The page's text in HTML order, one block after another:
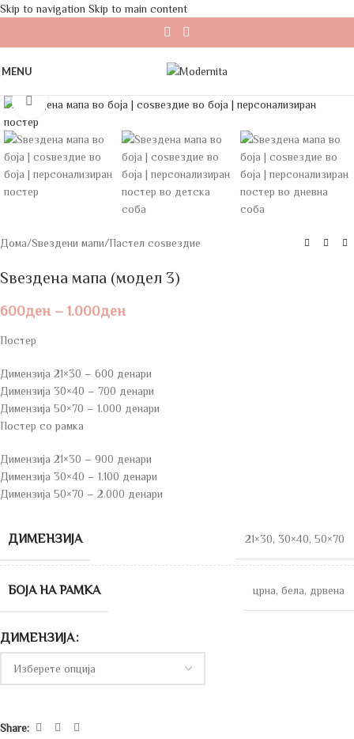
Skip to navigation Skip to main content
MENU
Click to enlarge
Дома/Ѕвездени мапи/Пастел соѕвездие
Ѕвездена мапа (модел 3)
600ден– 1.000ден
Постер
Димензија 21×30 – 600 денари
Димензија 30×40 – 700 денари
Димензија 50×70 – 1.000 денари
Постер со рамка
Димензија 21×30 – 900 денари
Димензија 30×40 – 1.100 денари
Димензија 50×70 – 2.000 денари
ДИМЕНЗИЈА 21×30, 30×40, 50×70
БОЈА НА РАМКА црна, бела, дрвена
ДИМЕНЗИЈА
Share: